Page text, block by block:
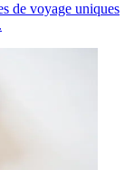
de voyage uniques